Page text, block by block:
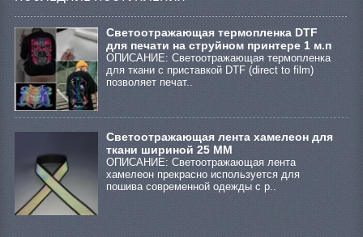
Cветоотражающая термопленка DTF
для печати на струйном принтере 1 м.п
ОПИСАНИЕ: Светоотражающая термопленка
для ткани с приставкой DTF (direct to film)
позволяет печат..
Светоотражающая лента хамелеон для
ткани шириной 25 ММ
ОПИСАНИЕ: Светоотражающая лента
хамелеон прекрасно используется для
пошива современной одежды с р..